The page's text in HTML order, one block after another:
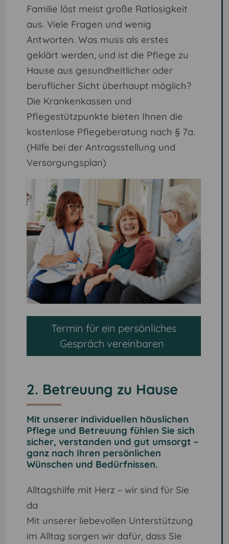
Familie löst meist große Ratlosigkeit
aus. Viele Fragen und wenig
Antworten. Was muss als erstes
geklärt werden, und ist die Pflege zu
Hause aus gesundheitlicher oder
beruflicher Sicht überhaupt möglich?
Die Krankenkassen und
Pflegestützpunkte bieten Ihnen die
kostenlose Pflegeberatung nach § 7a.
(Hilfe bei der Antragsstellung und
Versorgungsplan)
Termin für ein persönliches
Gespräch vereinbaren
2. Betreuung zu Hause
Mit unserer individuellen häuslichen
Pflege und Betreuung fühlen Sie sich
sicher, verstanden und gut umsorgt –
ganz nach Ihren persönlichen
Wünschen und Bedürfnissen.
Alltagshilfe mit Herz – wir sind für Sie
da
Mit unserer liebevollen Unterstützung
im Alltag sorgen wir dafür, dass Sie